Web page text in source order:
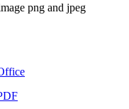
png and jpeg